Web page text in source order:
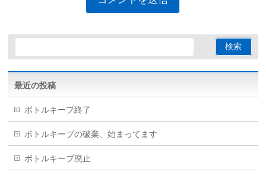
最近の投稿
ボトルキープ終了
ボトルキープの破棄、始まってます
ボトルキープ廃止